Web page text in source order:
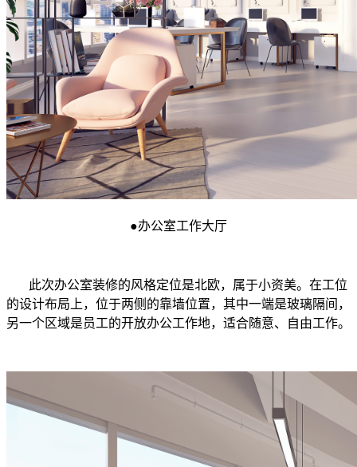
●办公室工作大厅
此次办公室装修的风格定位是北欧，属于小资美。在工位
的设计布局上，位于两侧的靠墙位置，其中一端是玻璃隔间，
另一个区域是员工的开放办公工作地，适合随意、自由工作。